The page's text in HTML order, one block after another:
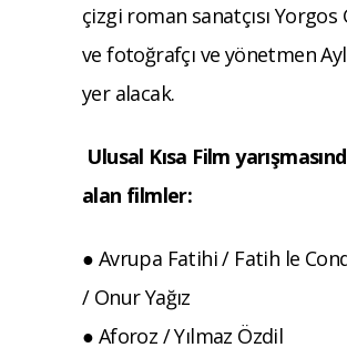
çizgi roman sanatçısı Yorgos
ve fotoğrafçı ve yönetmen
yer alacak.
Ulusal Kısa Film
alan filmler:
● Avrupa Fatihi / Fatih le
/ Onur Yağız
● Aforoz / Yılmaz Özdil